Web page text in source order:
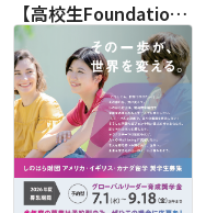
【高校生Foundation Course 】2026年度 しのはら財団 アメリカ・イギリス・カナダ英語留学奨学金